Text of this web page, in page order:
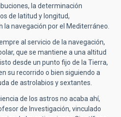
la determinación
de latitud y longitud,
navegación por el Mediterráneo.
al servicio de la navegación,
que se mantiene a una altitud
desde un punto fijo de la Tierra,
su recorrido o bien siguiendo a
de astrolabios y sextantes.
de los astros no acaba ahí,
de Investigación, vinculado